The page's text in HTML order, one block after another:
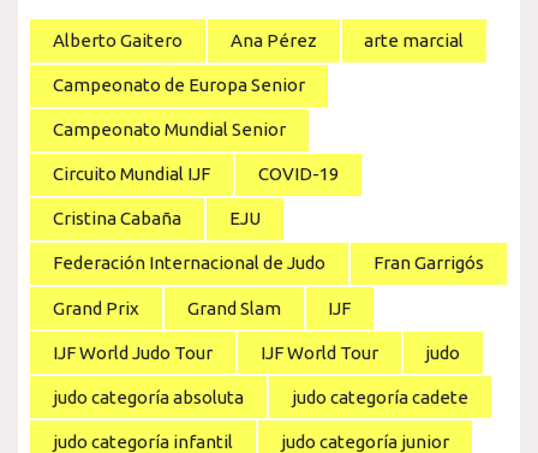
Alberto Gaitero Ana Pérez arte marcial
Campeonato de Europa Senior
Campeonato Mundial Senior
Circuito Mundial IJF COVID-19
Cristina Cabaña EJU
Federación Internacional de Judo Fran Garrigós
Grand Prix Grand Slam IJF
IJF World Judo Tour IJF World Tour judo
judo categoría absoluta judo categoría cadete
judo categoría infantil judo categoría junior